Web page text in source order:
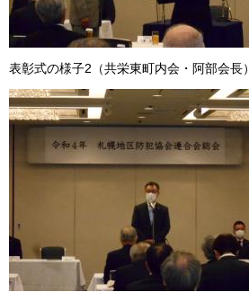
表彰式の様子2（共栄東町内会・阿部会長）